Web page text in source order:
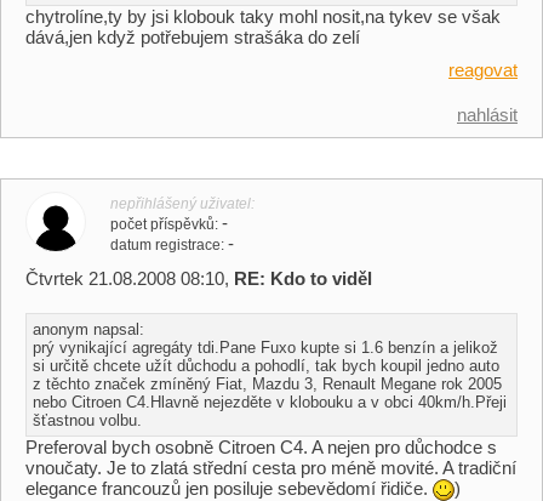
chytrolíne,ty by jsi klobouk taky mohl nosit,na tykev se však
dává,jen když potřebujem strašáka do zelí
reagovat
nahlásit
nepřihlášený uživatel
počet příspěvků -
datum registrace -
Čtvrtek 21.08.2008 08:10, RE: Kdo to viděl
anonym napsal:
prý vynikající agregáty tdi.Pane Fuxo kupte si 1.6 benzín a jelikož
si určitě chcete užít důchodu a pohodlí, tak bych koupil jedno auto
z těchto značek zmíněný Fiat, Mazdu 3, Renault Megane rok 2005
nebo Citroen C4.Hlavně nejezděte v klobouku a v obci 40km/h.Přeji
šťastnou volbu.
Preferoval bych osobně Citroen C4. A nejen pro důchodce s
vnoučaty. Je to zlatá střední cesta pro méně movité. A tradiční
elegance francouzů jen posiluje sebevědomí řidiče.
)